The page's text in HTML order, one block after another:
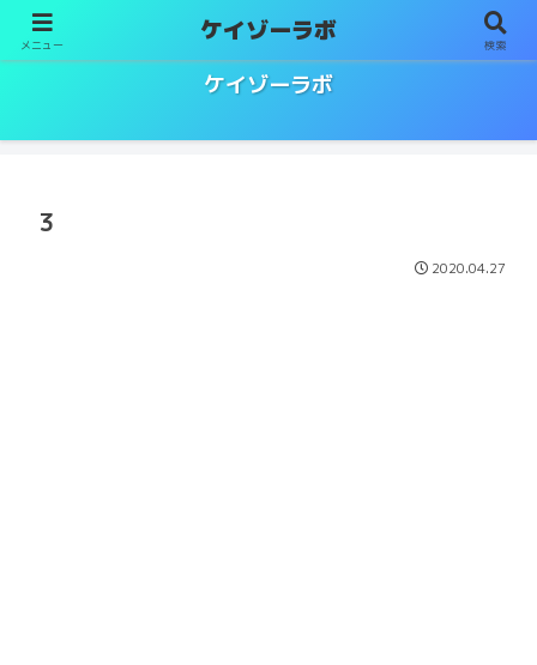
ケイゾーラボ
3
2020.04.27
メニュー ケイゾーラボ 検索